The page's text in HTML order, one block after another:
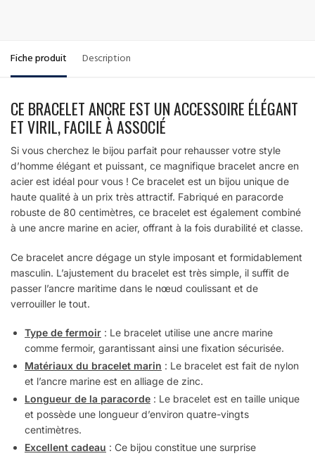
Fiche produit Description
CE BRACELET ANCRE EST UN ACCESSOIRE ÉLÉGANT
ET VIRIL, FACILE À ASSOCIÉ
Si vous cherchez le bijou parfait pour rehausser votre style
d’homme élégant et puissant, ce magnifique bracelet ancre en
acier est idéal pour vous ! Ce bracelet est un bijou unique de
haute qualité à un prix très attractif. Fabriqué en paracorde
robuste de 80 centimètres, ce bracelet est également combiné
à une ancre marine en acier, offrant à la fois durabilité et classe.
Ce bracelet ancre dégage un style imposant et formidablement
masculin. L’ajustement du bracelet est très simple, il suffit de
passer l’ancre maritime dans le nœud coulissant et de
verrouiller le tout.
Type de fermoir : Le bracelet utilise une ancre marine
comme fermoir, garantissant ainsi une fixation sécurisée.
Matériaux du bracelet marin : Le bracelet est fait de nylon
et l’ancre marine est en alliage de zinc.
Longueur de la paracorde : Le bracelet est en taille unique
et possède une longueur d’environ quatre-vingts
centimètres.
Excellent cadeau : Ce bijou constitue une surprise